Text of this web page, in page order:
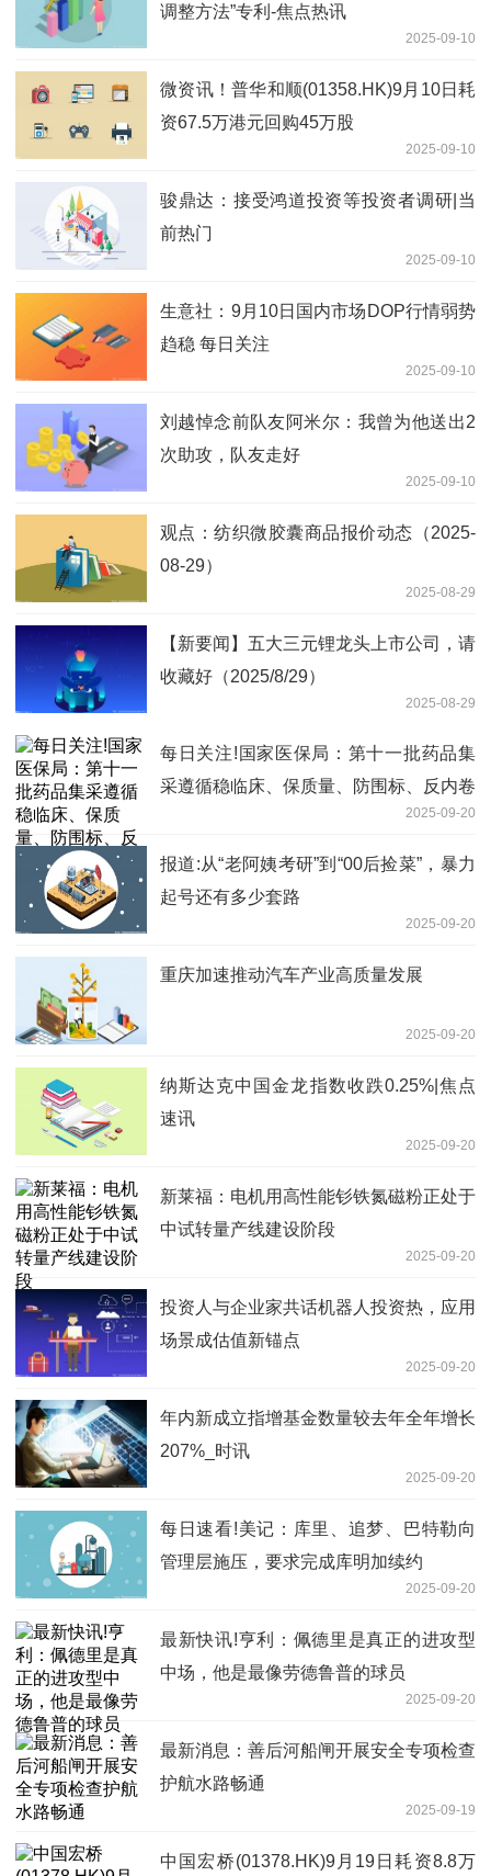
调整方法”专利-焦点热讯
2025-09-10
微资讯！普华和顺(01358.HK)9月10日耗
资67.5万港元回购45万股
2025-09-10
骏鼎达：接受鸿道投资等投资者调研|当
前热门
2025-09-10
生意社：9月10日国内市场DOP行情弱势
趋稳 每日关注
2025-09-10
刘越悼念前队友阿米尔：我曾为他送出2
次助攻，队友走好
2025-09-10
观点：纺织微胶囊商品报价动态（2025-
08-29）
2025-08-29
【新要闻】五大三元锂龙头上市公司，请
收藏好（2025/8/29）
2025-08-29
每日关注!国家医保局：第十一批药品集
采遵循稳临床、保质量、防围标、反内卷
2025-09-20
报道:从“老阿姨考研”到“00后捡菜”，暴力
起号还有多少套路
2025-09-20
重庆加速推动汽车产业高质量发展
2025-09-20
纳斯达克中国金龙指数收跌0.25%|焦点
速讯
2025-09-20
新莱福：电机用高性能钐铁氮磁粉正处于
中试转量产线建设阶段
2025-09-20
投资人与企业家共话机器人投资热，应用
场景成估值新锚点
2025-09-20
年内新成立指增基金数量较去年全年增长
207%_时讯
2025-09-20
每日速看!美记：库里、追梦、巴特勒向
管理层施压，要求完成库明加续约
2025-09-20
最新快讯!亨利：佩德里是真正的进攻型
中场，他是最像劳德鲁普的球员
2025-09-20
最新消息：善后河船闸开展安全专项检查
护航水路畅通
2025-09-19
中国宏桥(01378.HK)9月19日耗资8.8万